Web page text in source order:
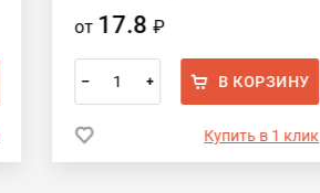
от 17.8₽
– + В КОРЗИНУ
Купить в 1 клик